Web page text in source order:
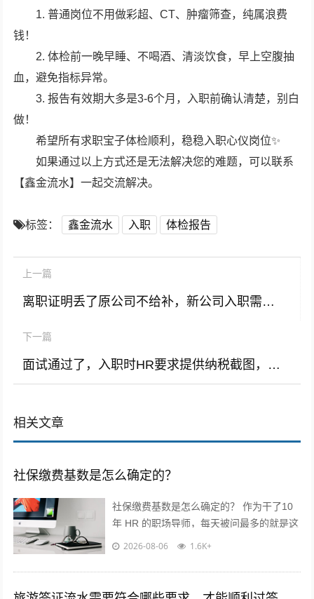
1. 普通岗位不用做彩超、CT、肿瘤筛查，纯属浪费
钱！
2. 体检前一晚早睡、不喝酒、清淡饮食，早上空腹抽
血，避免指标异常。
3. 报告有效期大多是3-6个月，入职前确认清楚，别白
做！
希望所有求职宝子体检顺利，稳稳入职心仪岗位✨
如果通过以上方式还是无法解决您的难题，可以联系
【鑫金流水】一起交流解决。
标签： 鑫金流水 入职 体检报告
上一篇
离职证明丢了原公司不给补，新公司入职需要离职证明，该怎么办？
下一篇
面试通过了，入职时HR要求提供纳税截图，除了定薪还有其他意图吗？
相关文章
社保缴费基数是怎么确定的？
社保缴费基数是怎么确定的？ 作为干了10
年 HR 的职场导师，每天被问最多的就是这
个问题！今天不讲官话，全是求职者能直接
2026-08-06 1.6K+